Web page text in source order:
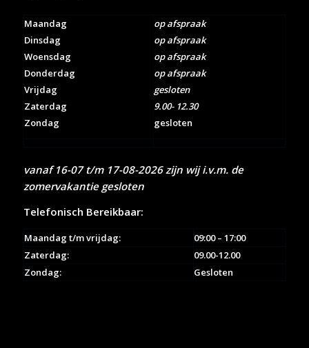
Maandag
Dinsdag
Woensdag
Donderdag
Vrijdag
Zaterdag
Zondag
op afspraak
op afspraak
op afspraak
op afspraak
gesloten
9.00- 12.30
gesloten
vanaf 16-07 t/m 17-08-2026 zijn wij i.v.m. de
zomervakantie gesloten
Telefonisch Bereikbaar:
Maandag t/m vrijdag:
09:00 – 17:00
Zaterdag:
09.00-12.00
Zondag:
Gesloten